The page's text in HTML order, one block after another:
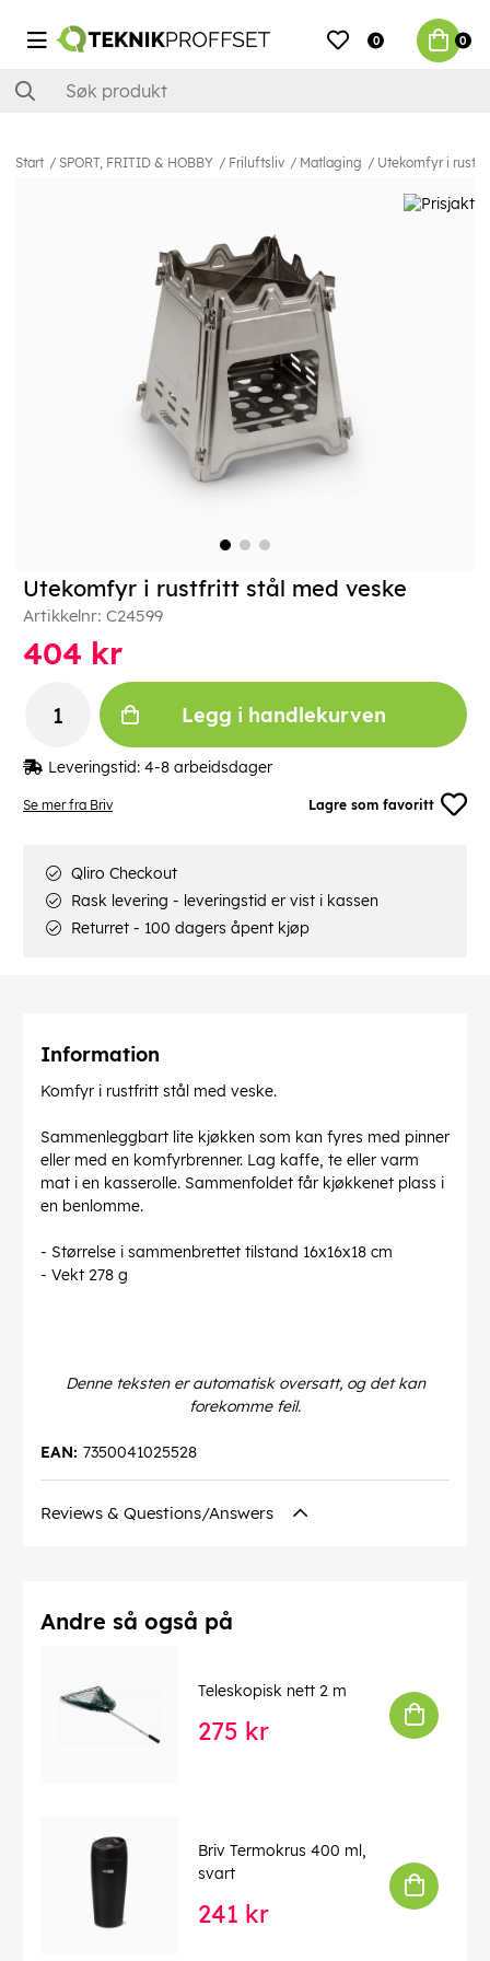
0 0
Start SPORT, FRITID & HOBBY Friluftsliv Matlaging Utekomfyr i
Se mer fra Briv Lagre som favoritt
Utekomfyr i rustfritt stål med veske
Artikkelnr: C24599
404 kr
Legg i handlekurven
Leveringstid: 4-8 arbeidsdager
Qliro Checkout
Rask levering - leveringstid er vist i kassen
Returret - 100 dagers åpent kjøp
Information
Komfyr i rustfritt stål med veske.
Sammenleggbart lite kjøkken som kan fyres med pinner
eller med en komfyrbrenner. Lag kaffe, te eller varm
mat i en kasserolle. Sammenfoldet får kjøkkenet plass i
en benlomme.
- Størrelse i sammenbrettet tilstand 16x16x18 cm
- Vekt 278 g
Denne teksten er automatisk oversatt, og det kan
forekomme feil.
7350041025528
EAN:
Reviews & Questions/Answers
Andre så også på
Teleskopisk nett 2 m
275 kr
Briv Termokrus 400 ml,
svart
241 kr